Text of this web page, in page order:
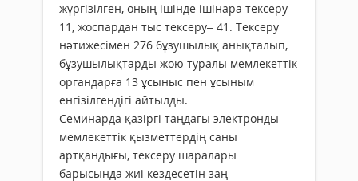
жүргізілген, оның ішінде ішінара тексеру –
11, жоспардан тыс тексеру– 41. Тексеру
нәтижесімен 276 бұзушылық анықталып,
бұзушылықтарды жою туралы мемлекеттік
органдарға 13 ұсыныс пен ұсыным
енгізілгендігі айтылды.
Семинарда қазіргі таңдағы электронды
мемлекеттік қызметтердің саны
артқандығы, тексеру шаралары
барысында жиі кездесетін заң